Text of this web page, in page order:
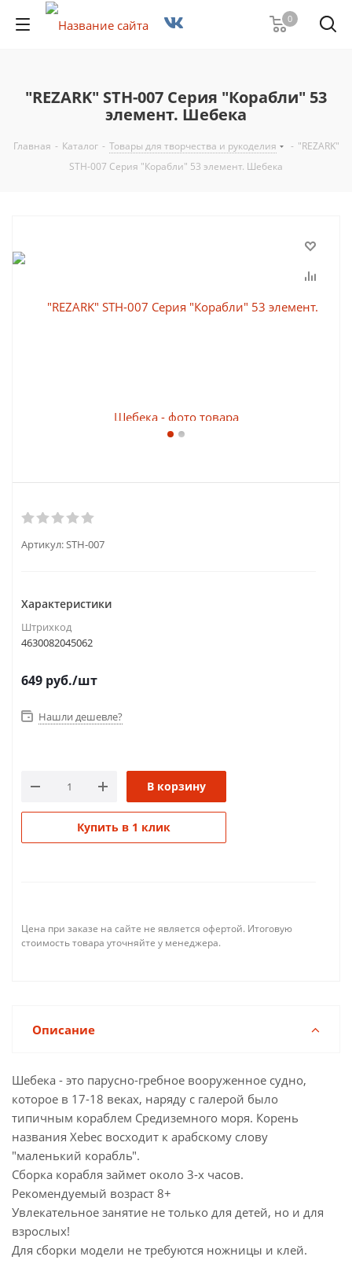
0
"REZARK" STH-007 Серия "Корабли" 53
элемент. Шебека
Главная - Каталог - Товары для творчества и рукоделия - "REZARK"
STH-007 Серия "Корабли" 53 элемент. Шебека
Артикул:STH-007
Характеристики
Штрихкод
4630082045062
649 руб./шт
Нашли дешевле?
В корзину
Купить в 1 клик
Цена при заказе на сайте не является офертой. Итоговую
стоимость товара уточняйте у менеджера.
Описание
Шебека - это парусно-гребное вооруженное судно,
которое в 17-18 веках, наряду с галерой было
типичным кораблем Средиземного моря. Корень
названия Xebec восходит к арабскому слову
"маленький корабль".
Сборка корабля займет около 3-х часов.
Рекомендуемый возраст 8+
Увлекательное занятие не только для детей, но и для
взрослых!
Для сборки модели не требуются ножницы и клей.